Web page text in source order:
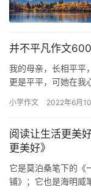
并不平凡作文
我的母亲，长相平平
更是平平，可她在我
瞧，这地…
小学作文 2022年6月
阅读让生活更美
更美好》
它是莫泊桑笔下的《
铺》；它也是海明威